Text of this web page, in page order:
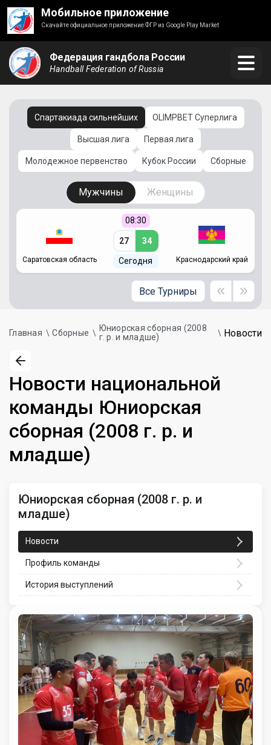
Мобильное приложение
Скачайте официальное приложение ФГР из Google Play Market
Федерация гандбола России
Handball Federation of Russia
Спартакиада сильнейших OLIMPBET Суперлига
Высшая лига Первая лига
Молодежное первенство Кубок России Сборные
Мужчины Женщины
Саратовская область
08:30
27 34
Сегодня Краснодарский край
Все Турниры
Главная Сборные
Юниорская сборная (2008
г. р. и младше)
Новости
Новости национальной
команды Юниорская
сборная (2008 г. р. и
младше)
Юниорская сборная (2008 г. р. и
младше)
Новости
Профиль команды
История выступлений